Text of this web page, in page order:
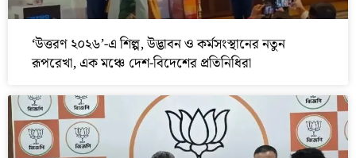
‘উত্তরণ ২০২৬’-এ শিল্প, উদ্ভাবন ও কর্মসংস্থানের নতুন
রূপরেখা, এক মঞ্চে দেশ-বিদেশের প্রতিনিধিরা